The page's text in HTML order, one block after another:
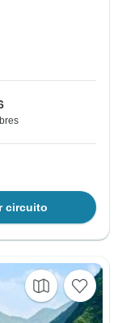
circuito